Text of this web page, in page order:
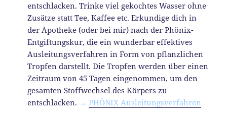
entschlacken. Trinke viel gekochtes Wasser ohne
Zusätze statt Tee, Kaffee etc. Erkundige dich in
der Apotheke (oder bei mir) nach der Phönix-
Entgiftungskur, die ein wunderbar effektives
Ausleitungsverfahren in Form von pflanzlichen
Tropfen darstellt. Die Tropfen werden über einen
Zeitraum von 45 Tagen eingenommen, um den
gesamten Stoffwechsel des Körpers zu
entschlacken. → PHÖNIX Ausleitungsverfahren